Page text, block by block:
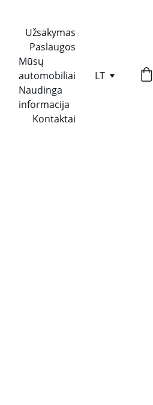
Užsakymas
Paslaugos
Mūsų
automobiliai
Naudinga
informacija
Kontaktai
LT